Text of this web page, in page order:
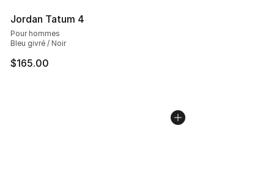
Jordan Tatum 4
Pour hommes
Bleu givré / Noir
$165.00